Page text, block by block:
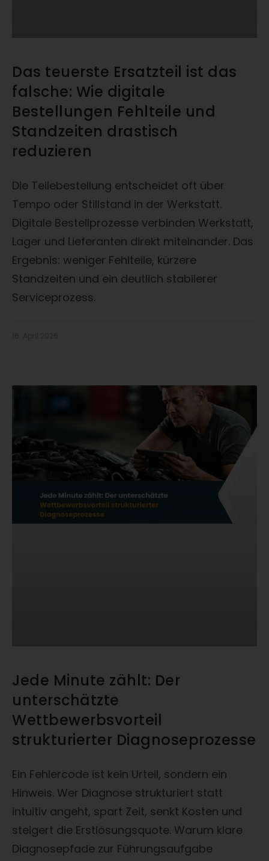
Das teuerste Ersatzteil ist das
falsche: Wie digitale
Bestellungen Fehlteile und
Standzeiten drastisch
reduzieren
Die Teilebestellung entscheidet oft über
Tempo oder Stillstand in der Werkstatt.
Digitale Bestellprozesse verbinden Werkstatt,
Lager und Lieferanten direkt miteinander. Das
Ergebnis: weniger Fehlteile, kürzere
Standzeiten und ein deutlich stabilerer
Serviceprozess.
Jede Minute zählt: Der
unterschätzte
Wettbewerbsvorteil
strukturierter Diagnoseprozesse
Ein Fehlercode ist kein Urteil, sondern ein
Hinweis. Wer Diagnose strukturiert statt
intuitiv angeht, spart Zeit, senkt Kosten und
steigert die Erstlösungsquote. Warum klare
Diagnosepfade zur Führungsaufgabe